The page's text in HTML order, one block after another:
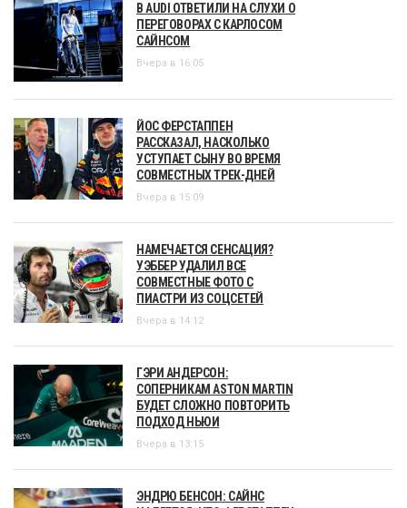
В AUDI ОТВЕТИЛИ НА СЛУХИ О
ПЕРЕГОВОРАХ С КАРЛОСОМ
САЙНСОМ
Вчера в 16:05
ЙОС ФЕРСТАППЕН
РАССКАЗАЛ, НАСКОЛЬКО
УСТУПАЕТ СЫНУ ВО ВРЕМЯ
СОВМЕСТНЫХ ТРЕК-ДНЕЙ
Вчера в 15:09
НАМЕЧАЕТСЯ СЕНСАЦИЯ?
УЭББЕР УДАЛИЛ ВСЕ
СОВМЕСТНЫЕ ФОТО С
ПИАСТРИ ИЗ СОЦСЕТЕЙ
Вчера в 14:12
ГЭРИ АНДЕРСОН:
СОПЕРНИКАМ ASTON MARTIN
БУДЕТ СЛОЖНО ПОВТОРИТЬ
ПОДХОД НЬЮИ
Вчера в 13:15
ЭНДРЮ БЕНСОН: САЙНС